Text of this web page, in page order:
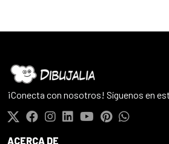
¡Conecta con nosotros! Síguenos en
ACERCA DE